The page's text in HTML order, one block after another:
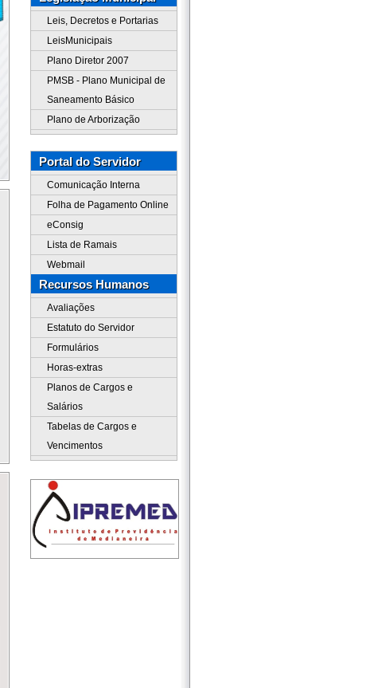
Leis, Decretos e Portarias
LeisMunicipais
Plano Diretor 2007
PMSB - Plano Municipal de
Saneamento Básico
Plano de Arborização
Portal do Servidor
Comunicação Interna
Folha de Pagamento Online
eConsig
Lista de Ramais
Webmail
Recursos Humanos
Avaliações
Estatuto do Servidor
Formulários
Horas-extras
Planos de Cargos e
Salários
Tabelas de Cargos e
Vencimentos